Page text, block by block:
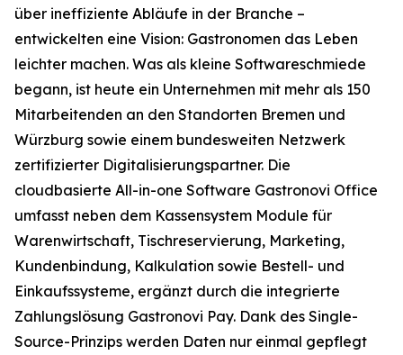
über ineffiziente Abläufe in der Branche –
entwickelten eine Vision: Gastronomen das Leben
leichter machen. Was als kleine Softwareschmiede
begann, ist heute ein Unternehmen mit mehr als 150
Mitarbeitenden an den Standorten Bremen und
Würzburg sowie einem bundesweiten Netzwerk
zertifizierter Digitalisierungspartner. Die
cloudbasierte All-in-one Software Gastronovi Office
umfasst neben dem Kassensystem Module für
Warenwirtschaft, Tischreservierung, Marketing,
Kundenbindung, Kalkulation sowie Bestell- und
Einkaufssysteme, ergänzt durch die integrierte
Zahlungslösung Gastronovi Pay. Dank des Single-
Source-Prinzips werden Daten nur einmal gepflegt